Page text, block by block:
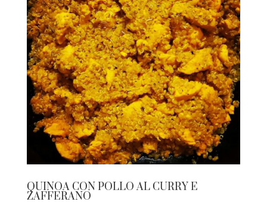
QUINOA CON POLLO AL CURRY E
ZAFFERANO